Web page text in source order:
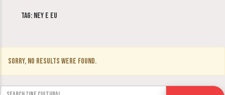
Tag: Ney e eu
Sorry, no results were found.
Search for: